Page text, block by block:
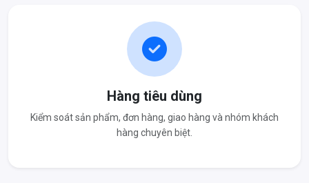
Hàng tiêu dùng
Kiểm soát sản phẩm, đơn hàng, giao hàng và nhóm khách
hàng chuyên biệt.